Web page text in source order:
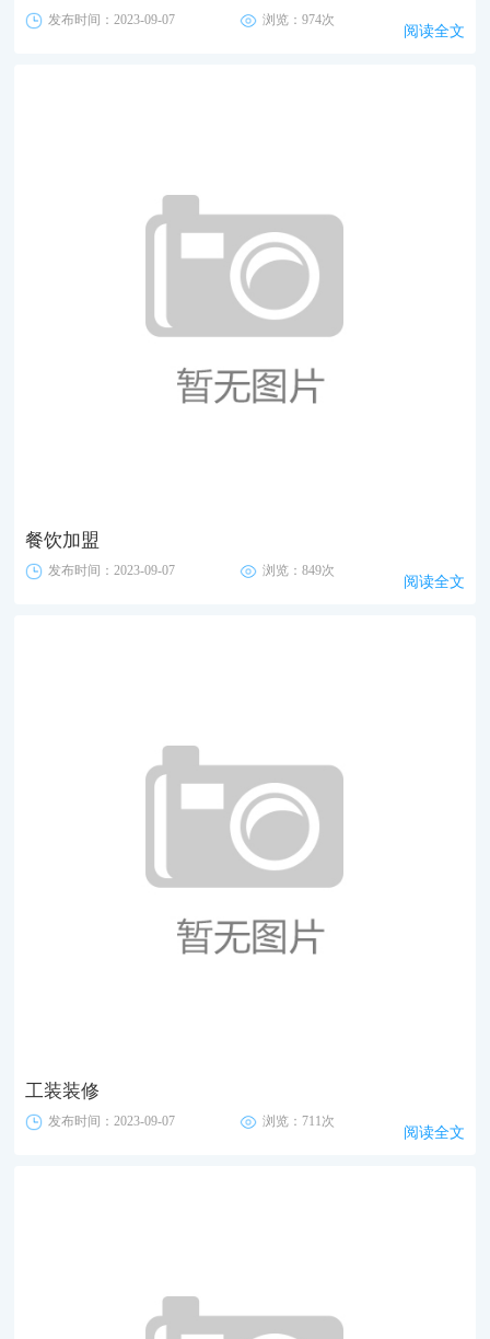
发布时间：2023-09-07 浏览：974次
阅读全文
餐饮加盟
发布时间：2023-09-07 浏览：849次
阅读全文
工装装修
发布时间：2023-09-07 浏览：711次
阅读全文